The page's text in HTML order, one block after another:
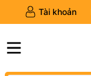
Tài khoản